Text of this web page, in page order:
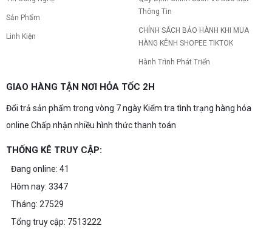
Build PC gaming 15 triệu chơi được
game gì? Gợi ý cấu hình dễ nâng cấp
Build PC gaming 15 triệu chơi được game gì? Vi
dễ nâng cấp CPU/VGA sau này, tư vấn miễn phí
Build PC Gaming theo ngân sách từ 10
Build PC gaming theo ngân sách từ 10-40 triệu:
Intel/AMD và tránh sai tương thích. Tư vấn miễn
Sản Phẩm
Linh Kiện
Thông Tin
CHÍNH SÁCH BẢO HÀNH KHI MUA
HÀNG KÊNH SHOPEE TIKTOK
Hành Trình Phát Triển
GIAO HÀNG TẬN NƠI HỎA TỐC 2H
Đổi trả sản phẩm trong vòng 7 ngày Kiểm tra tình trạng hàng hóa
online Chấp nhận nhiều hình thức thanh toán
THỐNG KÊ TRUY CẬP:
Đang online: 41
Hôm nay: 3347
Tháng: 27529
Tổng truy cập: 7513222